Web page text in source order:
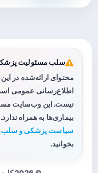
سلب مسئولیت
محتوای ارائه‌شده در
اطلاع‌رسانی عمومی
نیست. این وب‌سایت
بیماری‌ها به همراه
سیاست پزشکی و سلب
بخوانید.